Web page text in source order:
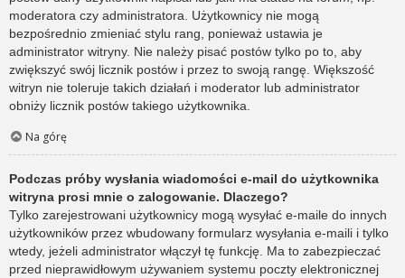
moderatora czy administratora. Użytkownicy nie mogą
bezpośrednio zmieniać stylu rang, ponieważ ustawia je
administrator witryny. Nie należy pisać postów tylko po to, aby
zwiększyć swój licznik postów i przez to swoją rangę. Większość
witryn nie toleruje takich działań i moderator lub administrator
obniży licznik postów takiego użytkownika.
Na górę
Podczas próby wysłania wiadomości e-mail do użytkownika
witryna prosi mnie o zalogowanie. Dlaczego?
Tylko zarejestrowani użytkownicy mogą wysyłać e-maile do innych
użytkowników przez wbudowany formularz wysyłania e-maili i tylko
wtedy, jeżeli administrator włączył tę funkcję. Ma to zabezpieczać
przed nieprawidłowym używaniem systemu poczty elektronicznej